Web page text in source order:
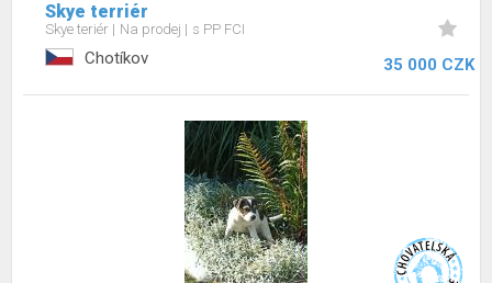
Skye terriér
Skye teriér Na prodej s PP FCI
Chotíkov 35 000 CZK